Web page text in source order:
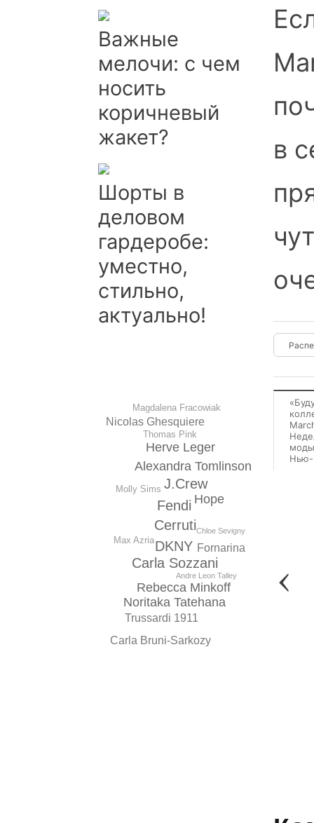
Важные
мелочи: с чем
носить
коричневый
жакет?
Шорты в
деловом
гардеробе:
уместно,
стильно,
актуально!
Cerruti
Fendi
DKNY
Carla Sozzani
J.Crew
Rebecca Minkoff
Alexandra Tomlinson
Hope
Hervе Lеger
Noritaka Tatehana
Trussardi 1911
Nicolas Ghesquiеre
Fornarina
Carla Bruni-Sarkozy
Molly Sims
Max Azria
Magdalena Fracowiak
Thomas Pink
Chloe Sevigny
Andrе Leon Talley
в
Нью-